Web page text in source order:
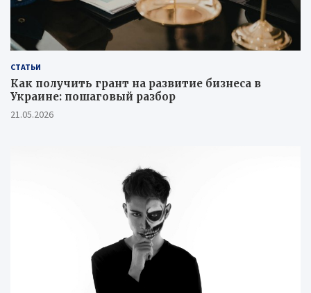
СТАТЬИ
Как получить грант на развитие бизнеса в
Украине: пошаговый разбор
21.05.2026